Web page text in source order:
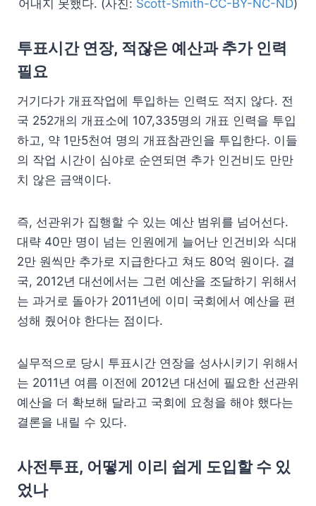
어내지 못했다. (사진: Scott-Smith-CC-BY-NC-ND)
투표시간 연장, 적잖은 예산과 추가 인력
필요
거기다가 개표작업에 투입하는 인력도 적지 않다. 전
국 252개의 개표소에 107,335명의 개표 인력을 투입
하고, 약 1만5천여 명의 개표참관인을 투입한다. 이들
의 작업 시간이 심야로 순연되면 추가 인건비도 만만
치 않은 금액이다.
즉, 선관위가 집행할 수 있는 예산 범위를 넘어선다.
대략 40만 명이 넘는 인원에게 늘어난 인건비와 식대
2만 원씩만 추가로 지급한다고 쳐도 80억 원이다. 결
국, 2012년 대선에서는 그런 예산을 조달하기 위해서
는 과거로 돌아가 2011년에 이미 국회에서 예산을 편
성해 줬어야 한다는 점이다.
실무적으로 당시 투표시간 연장을 성사시키기 위해서
는 2011년 여름 이전에 2012년 대선에 필요한 선관위
예산을 더 확보해 달라고 국회에 요청을 해야 했다는
결론을 내릴 수 있다.
사전투표, 어떻게 이리 쉽게 도입할 수 있
었나